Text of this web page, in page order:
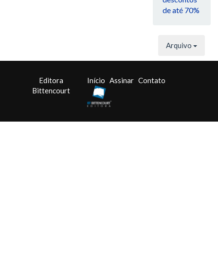
de até 70%
Arquivo
Editora
Bittencourt
Início Assinar Contato